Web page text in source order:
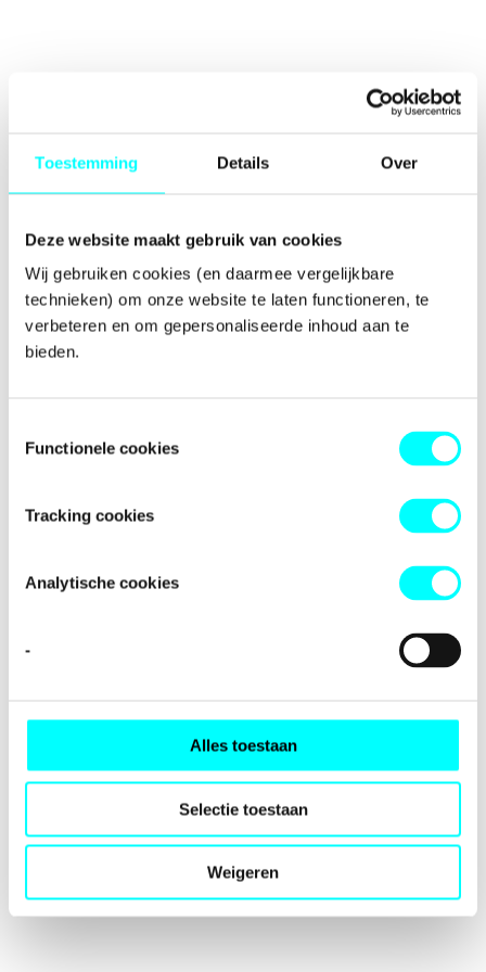
Toestemming Details Over
Deze website maakt gebruik van cookies
Wij gebruiken cookies (en daarmee vergelijkbare
technieken) om onze website te laten functioneren, te
verbeteren en om gepersonaliseerde inhoud aan te
bieden.
Functionele cookies
Tracking cookies
Analytische cookies
-
Alles toestaan
Selectie toestaan
Weigeren
-side exception has occurred while
browser consolefor